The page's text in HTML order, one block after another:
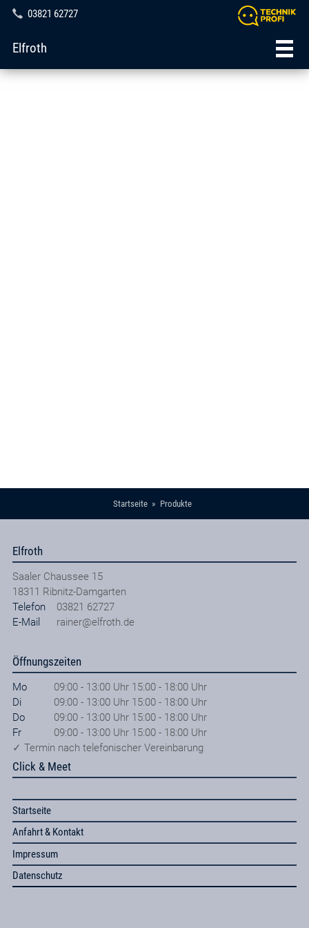
03821 62727
Elfroth
Startseite Produkte
Elfroth
Saaler Chaussee 15
18311 Ribnitz-Damgarten
Telefon
03821 62727
E-Mail
rainer@elfroth.de
Öffnungszeiten
Mo
09:00 - 13:00 Uhr 15:00 - 18:00 Uhr
Di
09:00 - 13:00 Uhr 15:00 - 18:00 Uhr
Do
09:00 - 13:00 Uhr 15:00 - 18:00 Uhr
Fr
09:00 - 13:00 Uhr 15:00 - 18:00 Uhr
✓ Termin nach telefonischer Vereinbarung
Click & Meet
Startseite
Anfahrt & Kontakt
Impressum
Datenschutz